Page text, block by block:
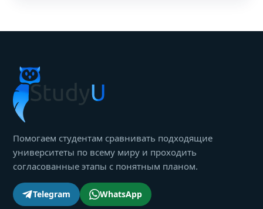
Помогаем студентам сравнивать подходящие
университеты по всему миру и проходить
согласованные этапы с понятным планом.
Telegram WhatsApp